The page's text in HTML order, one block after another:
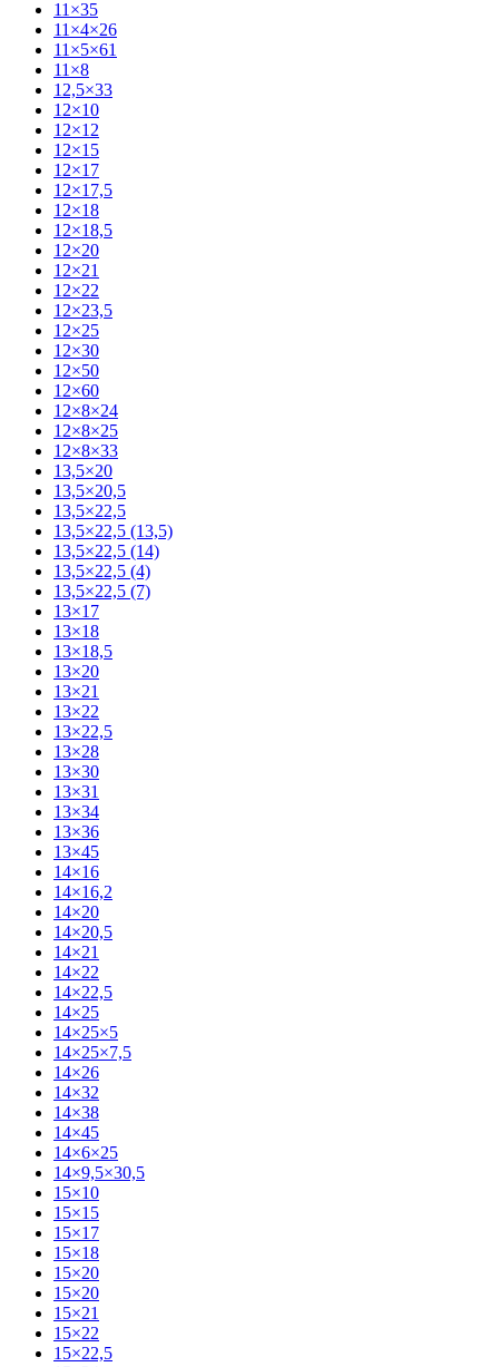
11×35
11×4×26
11×5×61
11×8
12,5×33
12×10
12×12
12×15
12×17
12×17,5
12×18
12×18,5
12×20
12×21
12×22
12×23,5
12×25
12×30
12×50
12×60
12×8×24
12×8×25
12×8×33
13,5×20
13,5×20,5
13,5×22,5
13,5×22,5 (13,5)
13,5×22,5 (14)
13,5×22,5 (4)
13,5×22,5 (7)
13×17
13×18
13×18,5
13×20
13×21
13×22
13×22,5
13×28
13×30
13×31
13×34
13×36
13×45
14×16
14×16,2
14×20
14×20,5
14×21
14×22
14×22,5
14×25
14×25×5
14×25×7,5
14×26
14×32
14×38
14×45
14×6×25
14×9,5×30,5
15×10
15×15
15×17
15×18
15×20
15×20
15×21
15×22
15×22,5